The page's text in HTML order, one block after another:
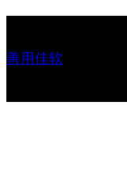
善用佳软